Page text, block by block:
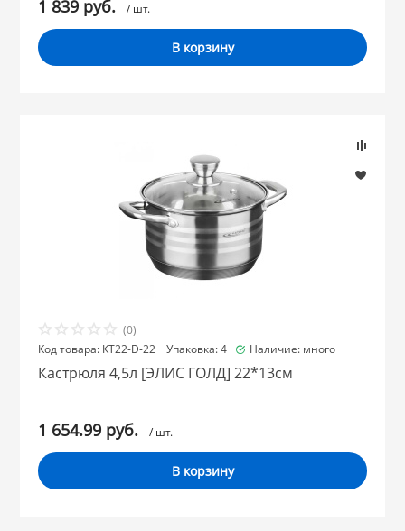
1 839 руб. / шт.
В корзину
(0)
Наличие: много
Код товара: КТ22-D-22 Упаковка: 4
Кастрюля 4,5л [ЭЛИС ГОЛД] 22*13см
1 654.99 руб. / шт.
В корзину